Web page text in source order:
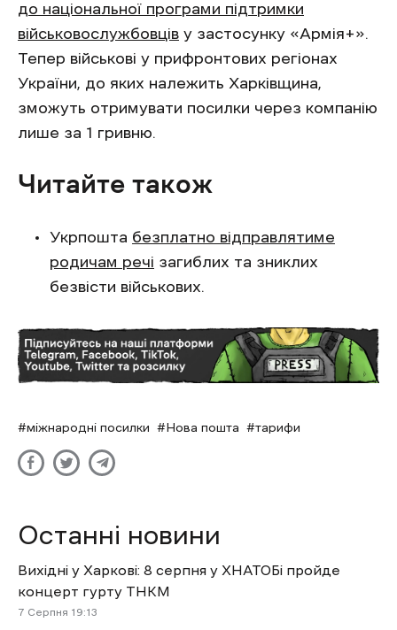
до національної програми підтримки
військовослужбовців у застосунку «Армія+».
Тепер військові у прифронтових регіонах
України, до яких належить Харківщина,
зможуть отримувати посилки через компанію
лише за 1 гривню.
Читайте також
Укрпошта безплатно відправлятиме
родичам речі загиблих та зниклих
безвісти військових.
міжнародні посилки Нова пошта тарифи
Останні новини
Вихідні у Харкові: 8 серпня у ХНАТОБі пройде
концерт гурту ТНКМ
7 Cерпня 19:13